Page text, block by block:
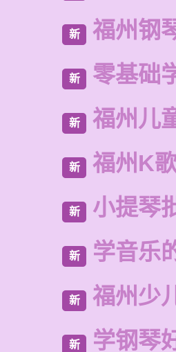
新 福州钢
新 零基础
新 福州儿
新 福州K
新 小提琴
新 学音乐
新 福州少
新 学钢琴